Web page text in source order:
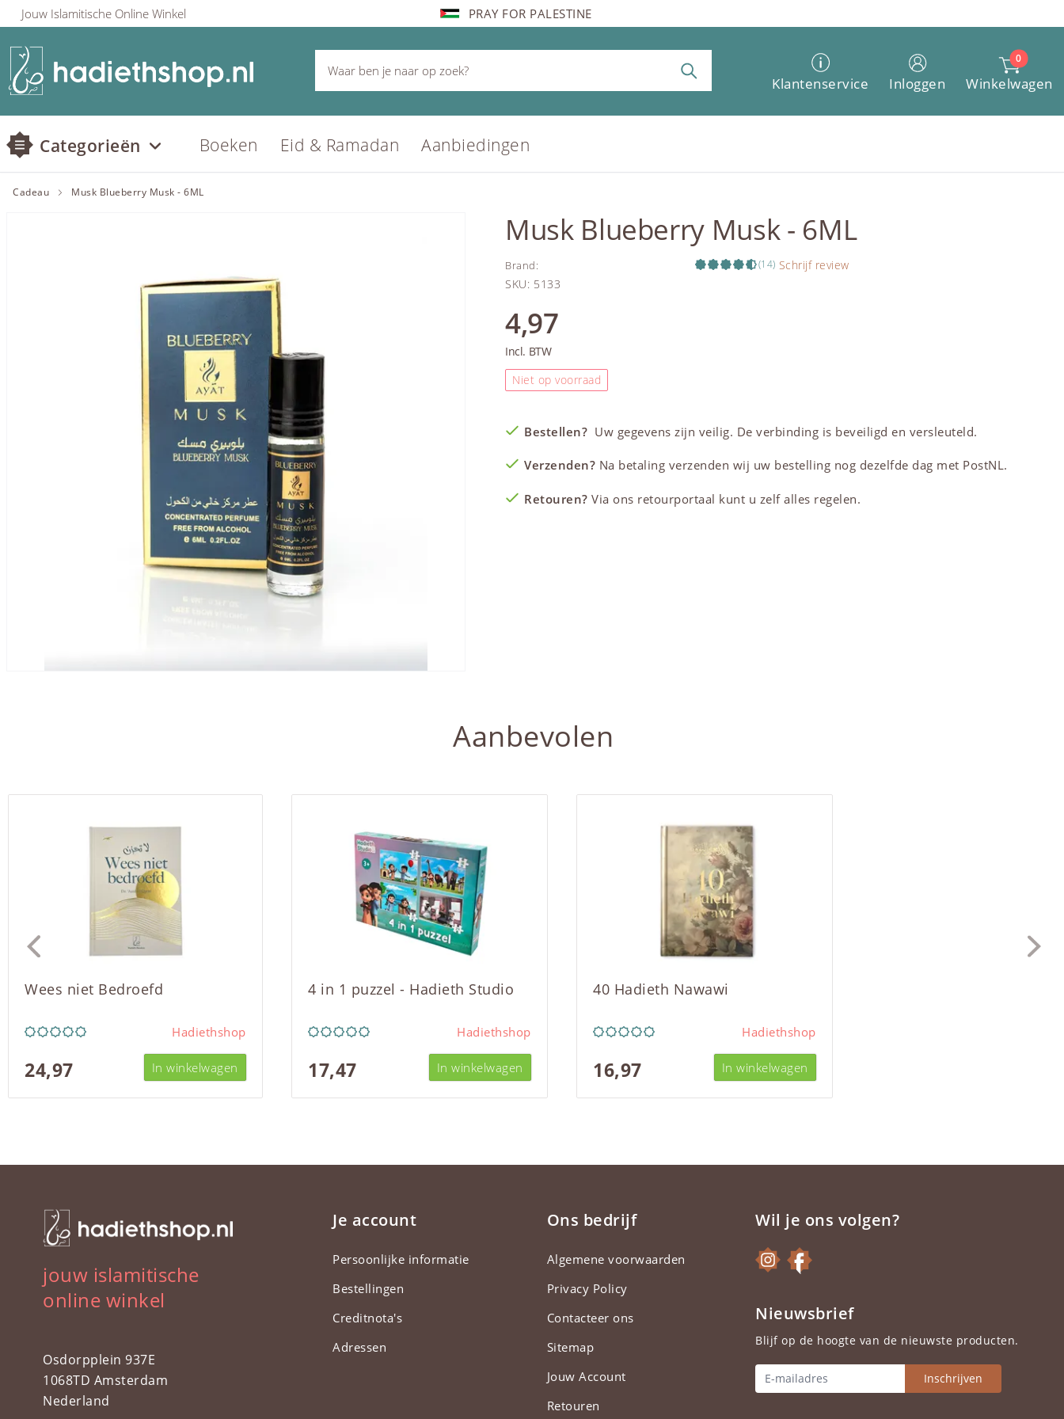
Jouw Islamitische Online Winkel PRAY FOR PALESTINE
Klantenservice Inloggen
0
Winkelwagen
Categorieën Boeken Eid & Ramadan Aanbiedingen
Cadeau Musk Blueberry Musk - 6ML
Musk Blueberry Musk - 6ML
Brand: (14) Schrijf review
SKU: 5133
4,97
Incl. BTW
Niet op voorraad
Bestellen? Uw gegevens zijn veilig. De verbinding is beveiligd en versleuteld.
Verzenden? Na betaling verzenden wij uw bestelling nog dezelfde dag met PostNL.
Retouren? Via ons retourportaal kunt u zelf alles regelen.
Aanbevolen
Wees niet Bedroefd
Hadiethshop
24,97 In winkelwagen
4 in 1 puzzel - Hadieth Studio
Hadiethshop
17,47 In winkelwagen
40 Hadieth Nawawi
Hadiethshop
16,97 In winkelwagen
jouw islamitische
online winkel
Osdorpplein 937E
1068TD Amsterdam
Nederland
Je account
Persoonlijke informatie
Bestellingen
Creditnota's
Adressen
Ons bedrijf
Algemene voorwaarden
Privacy Policy
Contacteer ons
Sitemap
Jouw Account
Retouren
Wil je ons volgen?
Nieuwsbrief
Blijf op de hoogte van de nieuwste producten.
Inschrijven